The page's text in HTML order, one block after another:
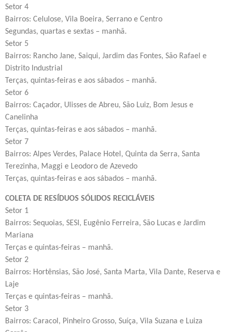
Setor 4
Bairros: Celulose, Vila Boeira, Serrano e Centro
Segundas, quartas e sextas – manhã.
Setor 5
Bairros: Rancho Jane, Saiqui, Jardim das Fontes, São Rafael e
Distrito Industrial
Terças, quintas-feiras e aos sábados – manhã.
Setor 6
Bairros: Caçador, Ulisses de Abreu, São Luiz, Bom Jesus e
Canelinha
Terças, quintas-feiras e aos sábados – manhã.
Setor 7
Bairros: Alpes Verdes, Palace Hotel, Quinta da Serra, Santa
Terezinha, Maggi e Leodoro de Azevedo
Terças, quintas-feiras e aos sábados – manhã.
COLETA DE RESÍDUOS SÓLIDOS RECICLÁVEIS
Setor 1
Bairros: Sequoias, SESI, Eugênio Ferreira, São Lucas e Jardim
Mariana
Terças e quintas-feiras – manhã.
Setor 2
Bairros: Hortênsias, São José, Santa Marta, Vila Dante, Reserva e
Laje
Terças e quintas-feiras – manhã.
Setor 3
Bairros: Caracol, Pinheiro Grosso, Suíça, Vila Suzana e Luiza